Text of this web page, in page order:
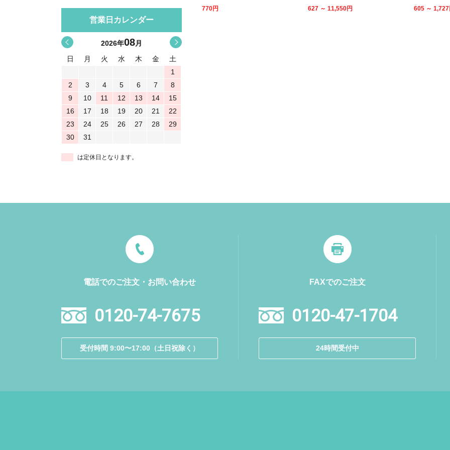
営業日カレンダー
< >
2026年08月
日
月 火 水 木 金
土
1
2
3 4 5 6 7
8
9
10 11 12 13 14
15
16
17 18 19 20 21
22
23
24 25 26 27 28
29
30
31
は定休日となります。
770円 627 ～ 11,550円 605 ～ 1,727
電話でのご注文・お問い合わせ
0120-74-7675
受付時間 9:00〜17:00（土日祝除く）
FAXでのご注文
0120-47-1704
24時間受付中